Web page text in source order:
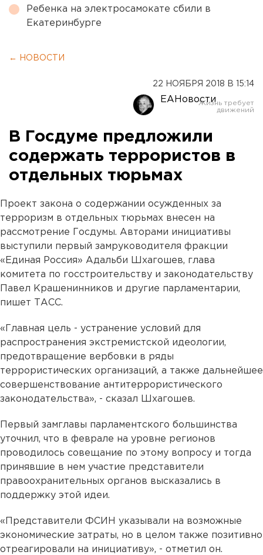
Ребенка на электросамокате сбили в
Екатеринбурге
← НОВОСТИ
22 НОЯБРЯ 2018 В 15:14
ЕАНовости
В Госдуме предложили
содержать террористов в
отдельных тюрьмах
Проект закона о содержании осужденных за
терроризм в отдельных тюрьмах внесен на
рассмотрение Госдумы. Авторами инициативы
выступили первый замруководителя фракции
«Единая Россия» Адальби Шхагошев, глава
комитета по госстроительству и законодательству
Павел Крашенинников и другие парламентарии,
пишет ТАСС.
«Главная цель - устранение условий для
распространения экстремистской идеологии,
предотвращение вербовки в ряды
террористических организаций, а также дальнейшее
совершенствование антитеррористического
законодательства», - сказал Шхагошев.
Первый замглавы парламентского большинства
уточнил, что в феврале на уровне регионов
проводилось совещание по этому вопросу и тогда
принявшие в нем участие представители
правоохранительных органов высказались в
поддержку этой идеи.
«Представители ФСИН указывали на возможные
экономические затраты, но в целом также позитивно
отреагировали на инициативу», - отметил он.